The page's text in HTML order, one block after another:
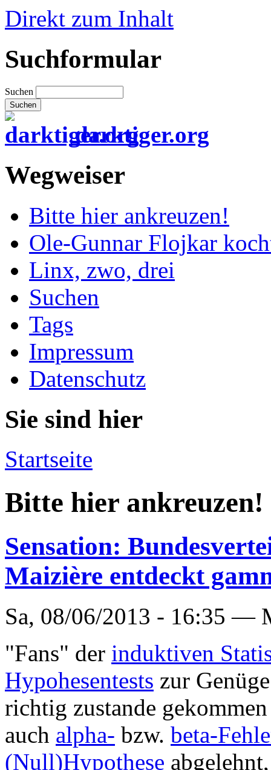
Direkt zum Inhalt
Suchformular
Suchen
darktiger.org
Wegweiser
Bitte hier ankreuzen!
Ole-Gunnar Flojkar
Linx, zwo, drei
Suchen
Tags
Impressum
Datenschutz
Sie sind hier
Startseite
Bitte hier ankreuzen!
Sensation:
Maizière entdeckt
Sa, 08/06/2013 - 16:35 —
"Fans" der induktiven
Hypohesentests zur
richtig zustande
auch alpha- bzw. beta-
(Null)Hypothese